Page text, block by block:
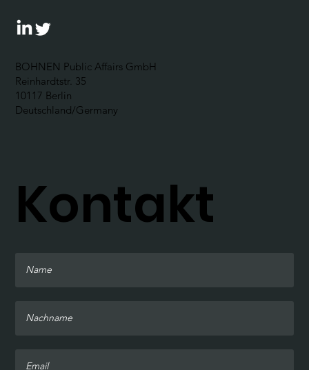
BOHNEN Public Affairs GmbH
Reinhardtstr. 35
10117 Berlin
Deutschland/Germany
Kontakt